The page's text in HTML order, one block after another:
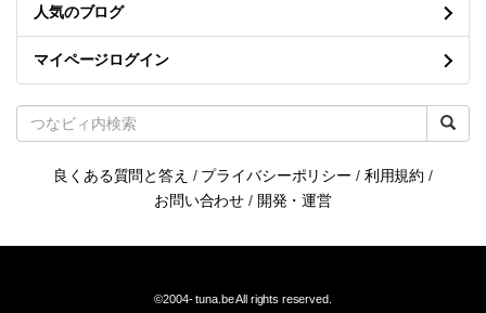
人気のブログ
マイページログイン
良くある質問と答え / プライバシーポリシー / 利用規約 /
お問い合わせ / 開発・運営
©2004-tuna.beAll rights reserved.